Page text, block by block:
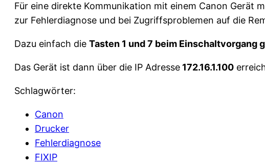
Für eine direkte Kommunikation mit einem Canon Gerät
zur Fehlerdiagnose und bei Zugriffsproblemen auf die
Dazu einfach die Tasten 1 und 7 beim Einschaltvorgang
Das Gerät ist dann über die IP Adresse 172.16.1.100
Schlagwörter:
Canon
Drucker
Fehlerdiagnose
FIXIP